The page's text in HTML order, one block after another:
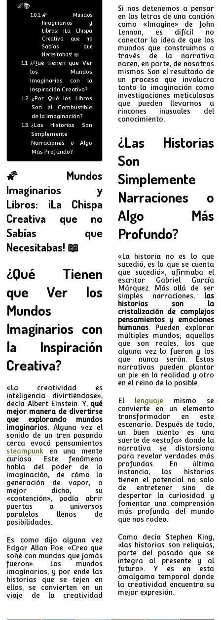
🌌📚
🌠 Mundos
Imaginarios y
Libros: ¡La Chispa
Creativa que no
Sabías que
Necesitabas! 📖
¿Qué Tienen que Ver
los Mundos
Imaginarios con la
Inspiración Creativa?
¿Por Qué los Libros
Son el Combustible
de la Imaginación?
¿Las Historias Son
Simplemente
Narraciones o Algo
Más Profundo?
🌠 Mundos
Imaginarios y
Libros: ¡La Chispa
Creativa que no
Sabías que
Necesitabas! 📖
¿Qué Tienen
que Ver los
Mundos
Imaginarios con
la Inspiración
Creativa?
«La creatividad es
inteligencia divirtiéndose»,
decía Albert Einstein. Y, qué
mejor manera de divertirse
que explorando mundos
imaginarios. Alguna vez el
sonido de un tren pasando
cerca evocó pensamientos
steampunk en una mente
curiosa. Este fenómeno
habla del poder de la
imaginación, de cómo la
generación de vapor, o
mejor dicho, su
«contención», podía abrir
puertas a universos
paralelos llenos de
posibilidades.
Es como dijo alguna vez
Edgar Allan Poe: «Creo que
soñé con mundos que jamás
fueron». Los mundos
imaginarios, y por ende las
historias que se tejen en
ellos, se convierten en un
viaje de la creatividad
Si nos detenemos a pensar
en las letras de una canción
como «Imagine» de John
Lennon, es difícil no
conectar la idea de que los
mundos que construimos a
través de la narrativa
nacen, en parte, de nosotros
mismos. Son el resultado de
un proceso que involucra
tanto la imaginación como
investigaciones meticulosas
que pueden llevarnos a
rincones inusuales del
conocimiento.
¿Las Historias
Son
Simplemente
Narraciones o
Algo Más
Profundo?
«La historia no es lo que
sucedió, es lo que se cuenta
que sucedió», afirmaba el
escritor Gabriel García
Márquez. Más allá de ser
simples narraciones, las
historias son la
cristalización de complejos
pensamientos y emociones
humanas. Pueden explorar
múltiples mundos; aquellos
que son reales, los que
alguna vez lo fueron y los
que nunca serán. Estas
narrativas pueden plantar
un pie en la realidad y otro
en el reino de lo posible.
El lenguaje mismo se
convierte en un elemento
transformador en este
escenario. Después de todo,
un buen cuento es una
suerte de «estafa» donde la
narrativa se distorsiona
para revelar verdades más
profundas. En última
instancia, las historias
tienen el potencial no solo
de entretener sino de
despertar la curiosidad y
fomentar una comprensión
más profunda del mundo
que nos rodea.
Como decía Stephen King,
«las historias son reliquias,
parte del pasado que se
integra al presente y al
futuro». Y es en esta
amalgama temporal donde
la creatividad encuentra su
mejor expresión.